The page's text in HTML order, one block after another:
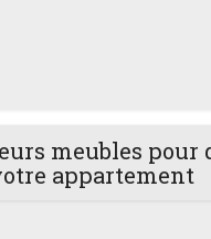
meubles pour
appartement